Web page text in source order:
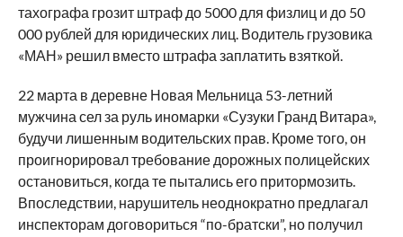
тахографа грозит штраф до 5000 для физлиц и до 50
000 рублей для юридических лиц. Водитель грузовика
«МАН» решил вместо штрафа заплатить взяткой.
22 марта в деревне Новая Мельница 53-летний
мужчина сел за руль иномарки «Сузуки Гранд Витара»,
будучи лишенным водительских прав. Кроме того, он
проигнорировал требование дорожных полицейских
остановиться, когда те пытались его притормозить.
Впоследствии, нарушитель неоднократно предлагал
инспекторам договориться “по-братски”, но получил